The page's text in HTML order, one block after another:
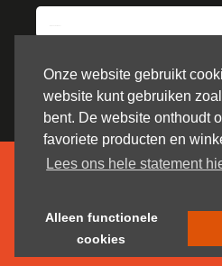
Onze website gebruikt
website kunt gebruiken
bent. De website onthoudt
favoriete producten en
Lees ons hele statement
Alleen functionele
cookies